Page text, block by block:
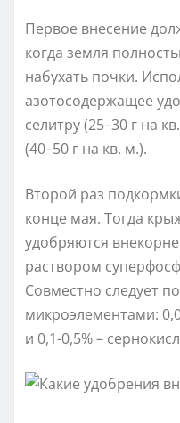
Первое внесение
когда земля
набухать почки.
азотосодержащее
селитру (25–30 г на
(40–50 г на кв. м.).
Второй раз
конце мая. Тогда
удобряются
раствором
Совместно следует
микроэлементами:
и 0,1-0,5% –